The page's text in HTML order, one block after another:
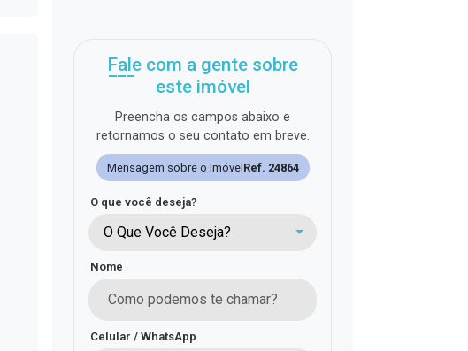
Fale com a gente sobre
este imóvel
Preencha os campos abaixo e
retornamos o seu contato em breve.
Mensagem sobre o imóvel Ref. 24864
O que você deseja?
O Que Você Deseja?
Nome
Celular / WhatsApp